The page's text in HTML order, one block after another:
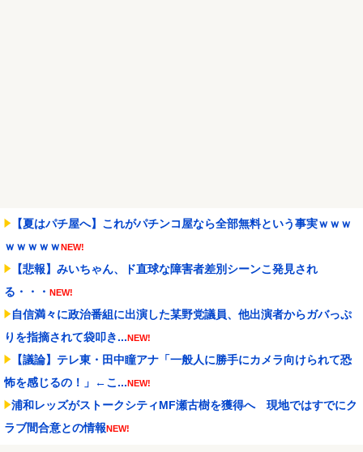
【夏はパチ屋へ】これがパチンコ屋なら全部無料という事実ｗｗｗ
ｗｗｗｗｗNEW!
【悲報】みいちゃん、ド直球な障害者差別シーンこ発見され
る・・・ NEW!
自信満々に政治番組に出演した某野党議員、他出演者からガバっぷ
りを指摘されて袋叩き...NEW!
【議論】テレ東・田中瞳アナ「一般人に勝手にカメラ向けられて恐
怖を感じるの！」←こ...NEW!
浦和レッズがストークシティMF瀬古樹を獲得へ 現地ではすでにク
ラブ間合意との情報NEW!